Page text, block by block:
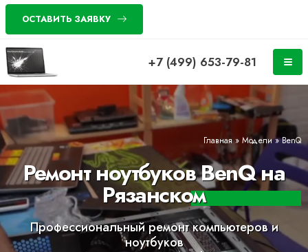
ОСТАВИТЬ ЗАЯВКУ
+7 (499) 653-79-81
Главная» Модели»BenQ
Ремонт ноутбуков BenQ на
Рязанском
Профессиональный ремонт компьютеров и
ноутбуков